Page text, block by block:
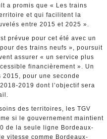
a promis que « Les trains
et qui facilitent la
entre 2015 et 2025 ».
prévue pour cet été avec un
des trains neufs », poursuit
assurer « un service plus
financièrement ». Un
2015, pour une seconde
2019 dont l’objectif sera
des territoires, les TGV
si le gouvernement maintient
de la seule ligne Bordeaux-
vitesse comme Bordeaux-